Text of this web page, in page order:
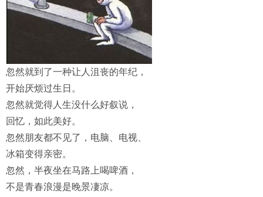
忽然就到了一种让人沮丧的年纪，
开始厌烦过生日。
忽然就觉得人生没什么好叙说，
回忆，如此美好。
忽然朋友都不见了，电脑、电视、
冰箱变得亲密。
忽然，半夜坐在马路上喝啤酒，
不是青春浪漫是晚景凄凉。